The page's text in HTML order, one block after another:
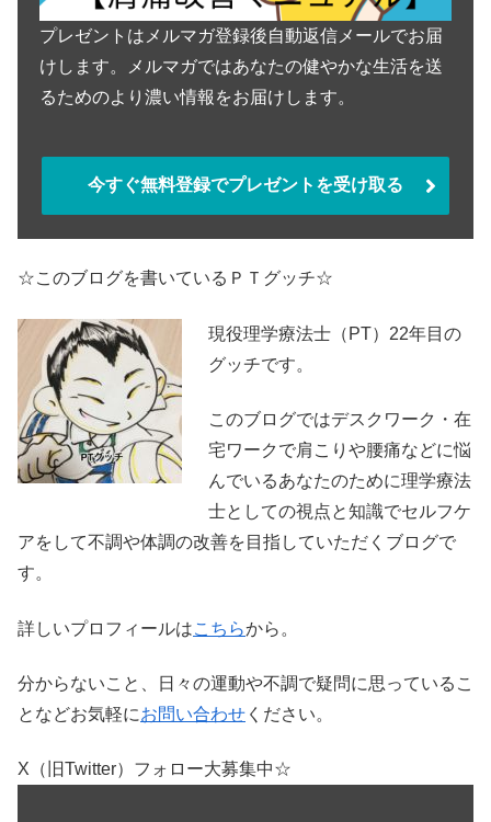
プレゼントはメルマガ登録後自動返信メールでお届
けします。メルマガではあなたの健やかな生活を送
るためのより濃い情報をお届けします。
今すぐ無料登録でプレゼントを受け取る
☆このブログを書いているＰＴグッチ☆
現役理学療法士（PT）22年目の
グッチです。
このブログではデスクワーク・在
宅ワークで肩こりや腰痛などに悩
んでいるあなたのために理学療法
士としての視点と知識でセルフケ
アをして不調や体調の改善を目指していただくブログで
す。
詳しいプロフィールはこちらから。
分からないこと、日々の運動や不調で疑問に思っているこ
となどお気軽にお問い合わせ ください。
X（旧Twitter）フォロー大募集中☆